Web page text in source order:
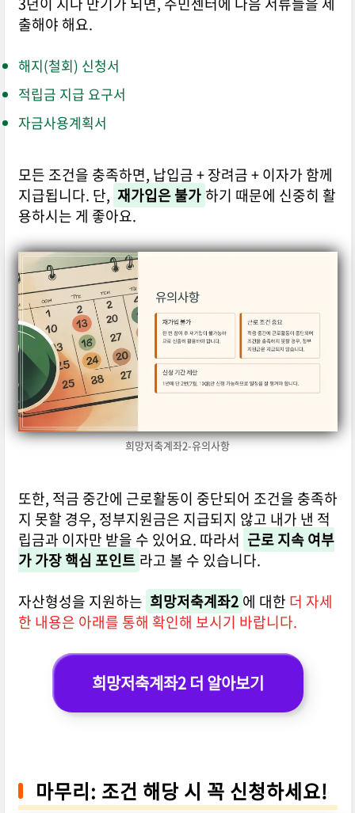
출해야 해요.
해지(철회) 신청서
적립금 지급 요구서
자금사용계획서
모든 조건을 충족하면, 납입금 + 장려금 + 이자가 함께
지급됩니다. 단, 재가입은 불가하기 때문에 신중히 활
용하시는 게 좋아요.
희망저축계좌2-유의사항
또한, 적금 중간에 근로활동이 중단되어 조건을 충족하
지 못할 경우, 정부지원금은 지급되지 않고 내가 낸 적
립금과 이자만 받을 수 있어요. 따라서 근로 지속 여부
가 가장 핵심 포인트 라고 볼 수 있습니다.
자산형성을 지원하는 희망저축계좌2 에 대한 더 자세
한 내용은 아래를 통해 확인해 보시기 바랍니다.
희망저축계좌2 더 알아보기
마무리: 조건 해당 시 꼭 신청하세요!